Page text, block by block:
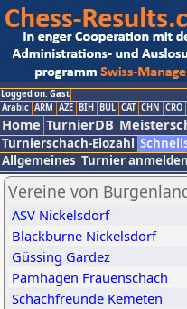
Logged on: Gast
Arabic ARM AZE BIH BUL CAT CHN CRO
Home TurnierDB
Turnierschach-Elozahl
Allgemeines Turnier
Vereine von
ASV Nickelsdorf
Blackburne Nickelsdorf
Güssing Gardez
Pamhagen Frauenschach
Schachfreunde Kemeten